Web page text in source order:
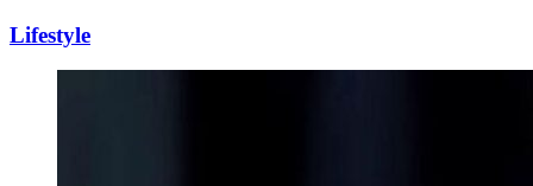
Lifestyle